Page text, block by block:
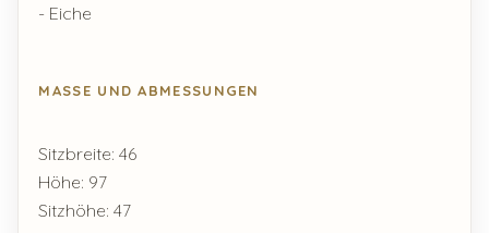
- Eiche
MASSE UND ABMESSUNGEN
Sitzbreite: 46
Höhe: 97
Sitzhöhe: 47